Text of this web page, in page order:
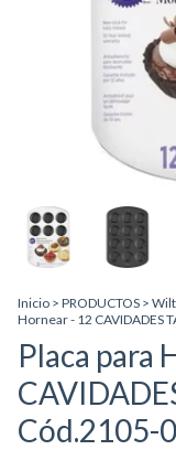
Inicio > PRODUCTOS >
Hornear - 12 CAVIDADES
Placa para
Cód.2105-